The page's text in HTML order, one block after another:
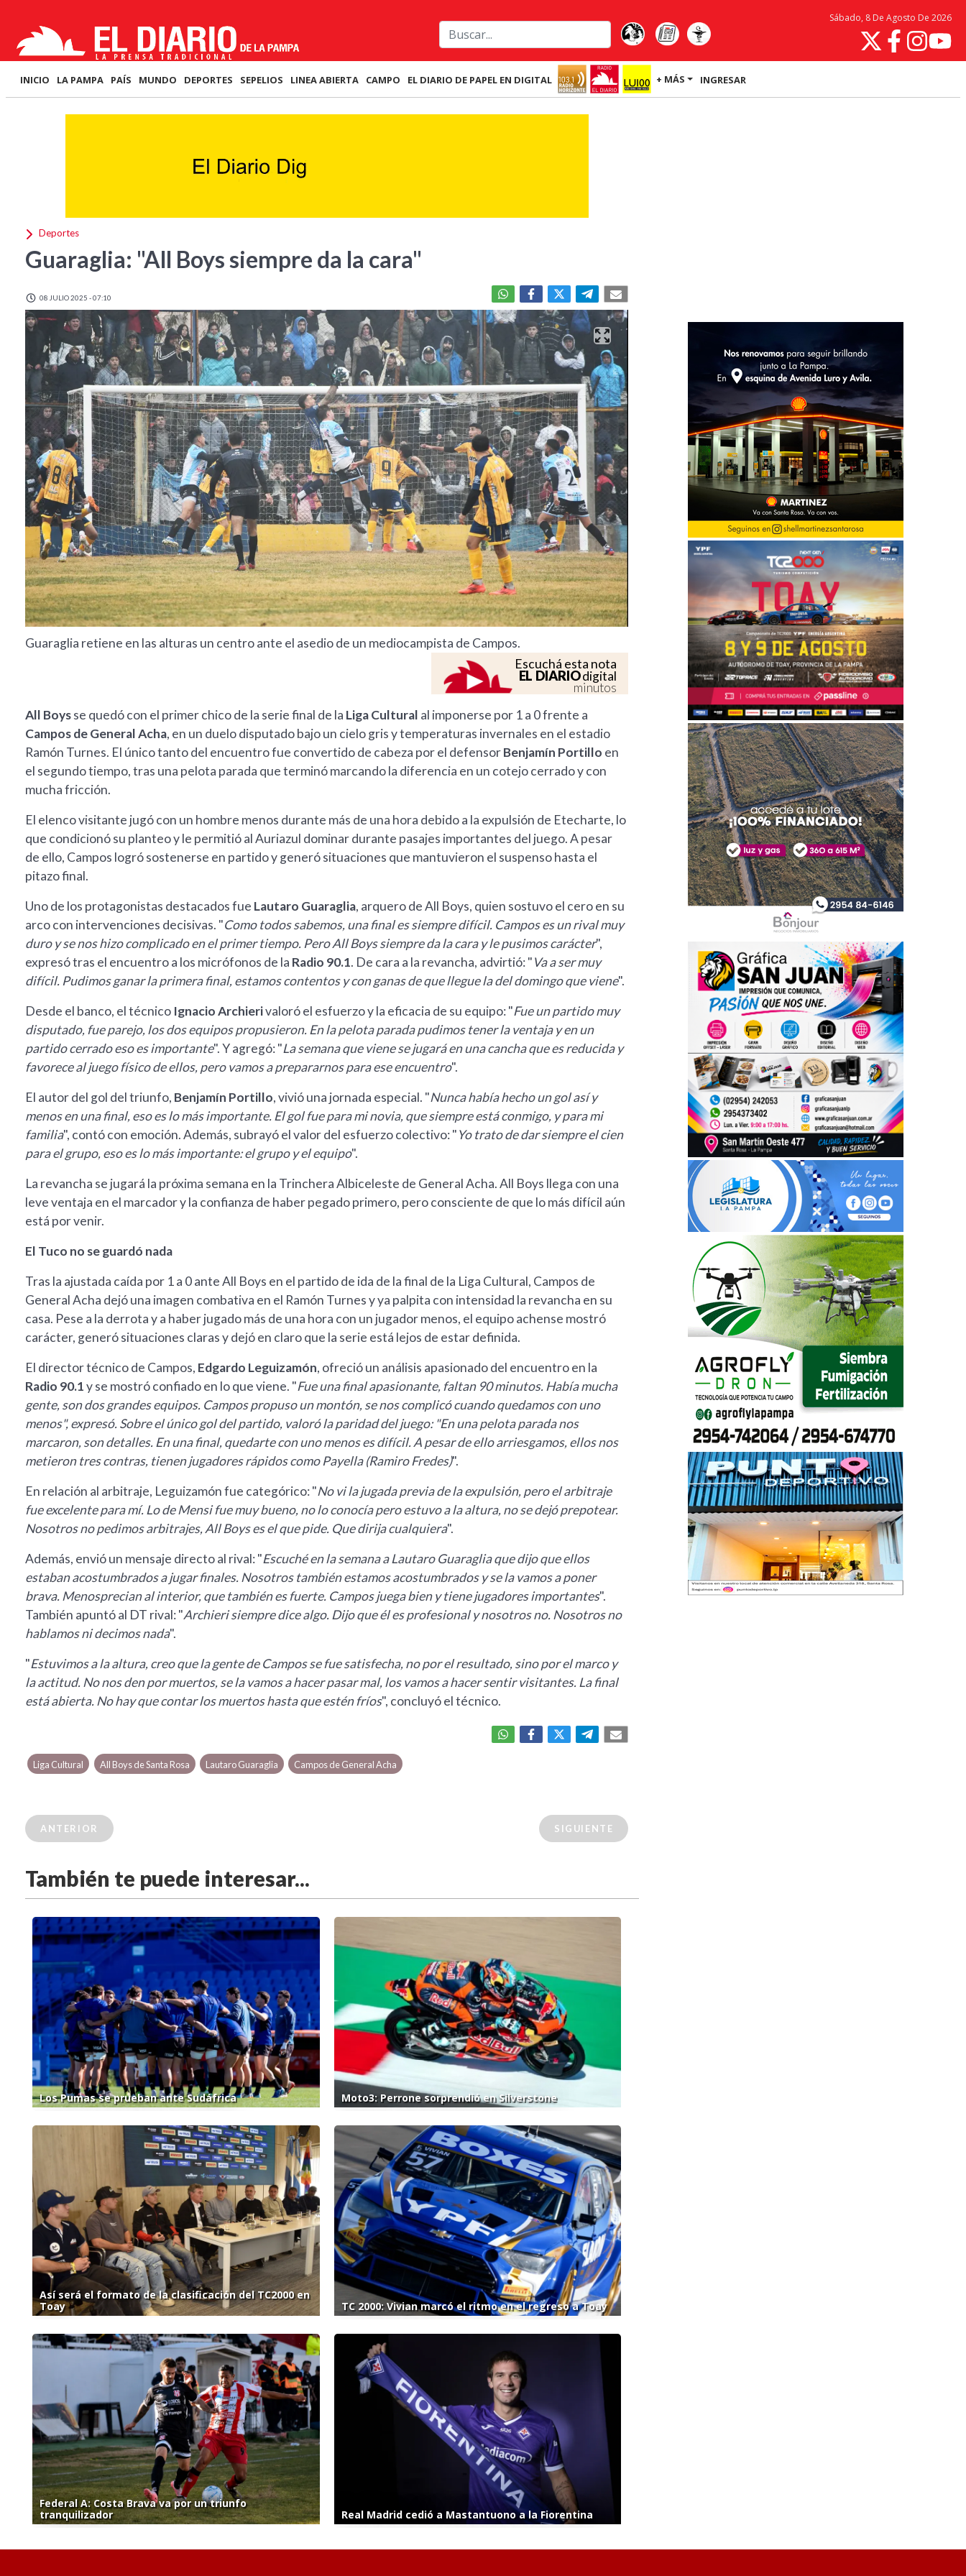
Sábado, 8 De Agosto De 2026
INICIO LA PAMPA PAÍS MUNDO DEPORTES SEPELIOS LINEA ABIERTA CAMPO EL DIARIO DE PAPEL EN DIGITAL + MÁS INGRESAR
Deportes
Guaraglia: "All Boys siempre da la cara"
08 JULIO 2025 - 07:10
Guaraglia retiene en las alturas un centro ante el asedio de un mediocampista de Campos.
Escuchá esta nota
EL DIARIOdigital
minutos
All Boysse quedó con el primer chico de la serie final de la Liga Cultural al imponerse por 1 a 0 frente a
Campos de General Acha, en un duelo disputado bajo un cielo gris y temperaturas invernales en el estadio
Ramón Turnes. El único tanto del encuentro fue convertido de cabeza por el defensorBenjamín Portillo en
el segundo tiempo, tras una pelota parada que terminó marcando la diferencia en un cotejo cerrado y con
mucha fricción.
El elenco visitante jugó con un hombre menos durante más de una hora debido a la expulsión de Etecharte, lo
que condicionó su planteo y le permitió al Auriazul dominar durante pasajes importantes del juego. A pesar
de ello, Campos logró sostenerse en partido y generó situaciones que mantuvieron el suspenso hasta el
pitazo final.
Uno de los protagonistas destacados fue Lautaro Guaraglia, arquero de All Boys, quien sostuvo el cero en su
arco con intervenciones decisivas. "Como todos sabemos, una final es siempre difícil. Campos es un rival muy
duro y se nos hizo complicado en el primer tiempo. Pero All Boys siempre da la cara y le pusimos carácter",
expresó tras el encuentro a los micrófonos de la Radio 90.1. De cara a la revancha, advirtió: "Va a ser muy
difícil. Pudimos ganar la primera final, estamos contentos y con ganas de que llegue la del domingo que viene".
Desde el banco, el técnico Ignacio Archierivaloró el esfuerzo y la eficacia de su equipo: "Fue un partido muy
disputado, fue parejo, los dos equipos propusieron. En la pelota parada pudimos tener la ventaja y en un
partido cerrado eso es importante". Y agregó: "La semana que viene se jugará en una cancha que es reducida y
favorece al juego físico de ellos, pero vamos a prepararnos para ese encuentro".
El autor del gol del triunfo, Benjamín Portillo, vivió una jornada especial. "Nunca había hecho un gol así y
menos en una final, eso es lo más importante. El gol fue para mi novia, que siempre está conmigo, y para mi
familia", contó con emoción. Además, subrayó el valor del esfuerzo colectivo: "Yo trato de dar siempre el cien
para el grupo, eso es lo más importante: el grupo y el equipo".
La revancha se jugará la próxima semana en la Trinchera Albiceleste de General Acha. All Boys llega con una
leve ventaja en el marcador y la confianza de haber pegado primero, pero consciente de que lo más difícil aún
está por venir.
El Tuco no se guardó nada
Tras la ajustada caída por 1 a 0 ante All Boys en el partido de ida de la final de la Liga Cultural, Campos de
General Acha dejó una imagen combativa en el Ramón Turnes y ya palpita con intensidad la revancha en su
casa. Pese a la derrota y a haber jugado más de una hora con un jugador menos, el equipo achense mostró
carácter, generó situaciones claras y dejó en claro que la serie está lejos de estar definida.
El director técnico de Campos, Edgardo Leguizamón, ofreció un análisis apasionado del encuentro en la
Radio 90.1y se mostró confiado en lo que viene. "Fue una final apasionante, faltan 90 minutos. Había mucha
gente, son dos grandes equipos. Campos propuso un montón, se nos complicó cuando quedamos con uno
menos", expresó. Sobre el único gol del partido, valoró la paridad del juego: "En una pelota parada nos
marcaron, son detalles. En una final, quedarte con uno menos es difícil. A pesar de ello arriesgamos, ellos nos
metieron tres contras, tienen jugadores rápidos como Payella (Ramiro Fredes)".
En relación al arbitraje, Leguizamón fue categórico: "No vi la jugada previa de la expulsión, pero el arbitraje
fue excelente para mí. Lo de Mensi fue muy bueno, no lo conocía pero estuvo a la altura, no se dejó prepotear.
Nosotros no pedimos arbitrajes, All Boys es el que pide. Que dirija cualquiera".
Además, envió un mensaje directo al rival: "Escuché en la semana a Lautaro Guaraglia que dijo que ellos
estaban acostumbrados a jugar finales. Nosotros también estamos acostumbrados y se la vamos a poner
brava. Menosprecian al interior, que también es fuerte. Campos juega bien y tiene jugadores importantes".
También apuntó al DT rival: "Archieri siempre dice algo. Dijo que él es profesional y nosotros no. Nosotros no
hablamos ni decimos nada".
"Estuvimos a la altura, creo que la gente de Campos se fue satisfecha, no por el resultado, sino por el marco y
la actitud. No nos den por muertos, se la vamos a hacer pasar mal, los vamos a hacer sentir visitantes. La final
está abierta. No hay que contar losmuertos hasta que estén fríos", concluyó el técnico.
Liga Cultural All Boys de Santa Rosa Lautaro Guaraglia Campos de General Acha
ANTERIOR SIGUIENTE
También te puede interesar...
Los Pumas se prueban ante Sudáfrica Moto3: Perrone sorprendió en Silverstone
Así será el formato de la clasificación del TC2000 en
Toay
TC 2000: Vivian marcó el ritmo en el regreso a Toay
Federal A: Costa Brava va por un triunfo
tranquilizador
Real Madrid cedió a Mastantuono a la Fiorentina